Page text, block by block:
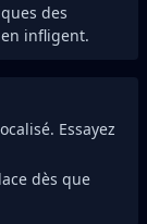
des
infligent.
Essayez
dès que